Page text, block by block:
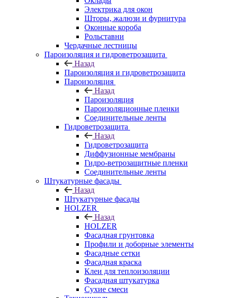
Электрика для окон
Шторы, жалюзи и фурнитура
Оконные короба
Рольставни
Чердачные лестницы
Пароизоляция и гидроветрозащита
Назад
Пароизоляция и гидроветрозащита
Пароизоляция
Назад
Пароизоляция
Пароизоляционные пленки
Соединительные ленты
Гидроветрозащита
Назад
Гидроветрозащита
Диффузионные мембраны
Гидро-ветрозащитные пленки
Соединительные ленты
Штукатурные фасады
Назад
Штукатурные фасады
HOLZER
Назад
HOLZER
Фасадная грунтовка
Профили и доборные элементы
Фасадные сетки
Фасадная краска
Клеи для теплоизоляции
Фасадная штукатурка
Сухие смеси